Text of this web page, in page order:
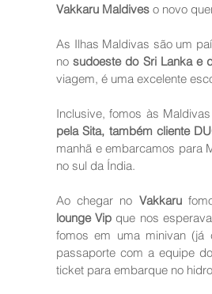
Vakkaru Maldives o novo
As Ilhas Maldivas são um
no sudoeste do Sri Lanka e
viagem, é uma excelente
Inclusive, fomos às
pela Sita, também cliente
manhã e embarcamos para
no sul da Índia.
Ao chegar no Vakkaru
lounge Vip que nos
fomos em uma minivan (já
passaporte com a equipe do
ticket para embarque no